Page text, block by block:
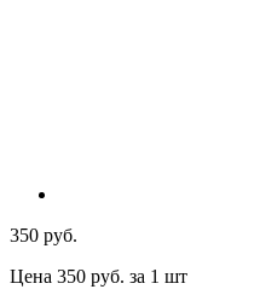
350 руб.
Цена 350 руб. за 1 шт